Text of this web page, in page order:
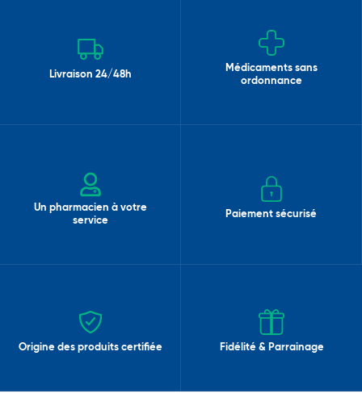
Livraison 24/48h
Médicaments sans
ordonnance
Un pharmacien à votre
service
Paiement sécurisé
Origine des produits certifiée Fidélité & Parrainage